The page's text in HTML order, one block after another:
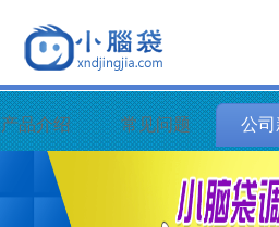
产品介绍 常见问题 公